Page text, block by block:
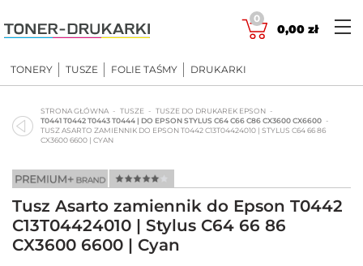
to
content
0
0,00 zł
TONERY TUSZE FOLIE TAŚMY DRUKARKI
STRONA GŁÓWNA TUSZE
TUSZE DO DRUKAREK EPSON
T0441 T0442 T0443 T0444 | DO EPSON STYLUS C64 C66 C86 CX3600 CX6600
TUSZ ASARTO ZAMIENNIK DO EPSON T0442 C13T04424010 | STYLUS C64 66 86
CX3600 6600 | CYAN
Tusz Asarto zamiennik do Epson T0442
C13T04424010 | Stylus C64 66 86
CX3600 6600 | Cyan